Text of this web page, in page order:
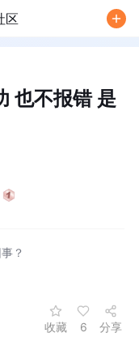
区
也不报错 是
？
收藏 6 分享